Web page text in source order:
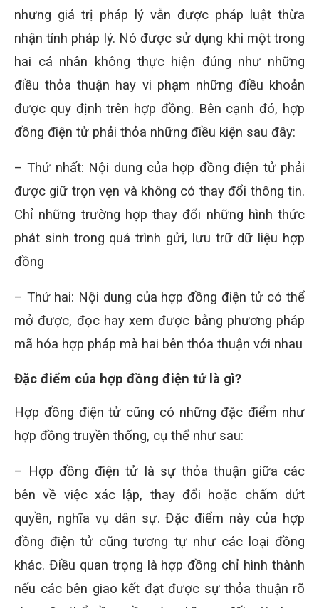
nhưng giá trị pháp lý vẫn được pháp luật thừa
nhận tính pháp lý. Nó được sử dụng khi một trong
hai cá nhân không thực hiện đúng như những
điều thỏa thuận hay vi phạm những điều khoản
được quy định trên hợp đồng. Bên cạnh đó, hợp
đồng điện tử phải thỏa những điều kiện sau đây:
– Thứ nhất: Nội dung của hợp đồng điện tử phải
được giữ trọn vẹn và không có thay đổi thông tin.
Chỉ những trường hợp thay đổi những hình thức
phát sinh trong quá trình gửi, lưu trữ dữ liệu hợp
đồng
– Thứ hai: Nội dung của hợp đồng điện tử có thể
mở được, đọc hay xem được bằng phương pháp
mã hóa hợp pháp mà hai bên thỏa thuận với nhau
Đặc điểm của hợp đồng điện tử là gì?
Hợp đồng điện tử cũng có những đặc điểm như
hợp đồng truyền thống, cụ thể như sau:
– Hợp đồng điện tử là sự thỏa thuận giữa các
bên về việc xác lập, thay đổi hoặc chấm dứt
quyền, nghĩa vụ dân sự. Đặc điểm này của hợp
đồng điện tử cũng tương tự như các loại đồng
khác. Điều quan trọng là hợp đồng chỉ hình thành
nếu các bên giao kết đạt được sự thỏa thuận rõ